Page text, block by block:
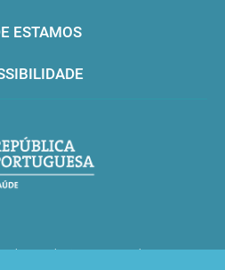
ESTAMOS
os direitos reservados